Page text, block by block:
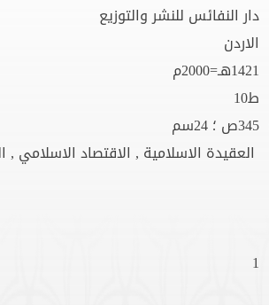
دار النفائس للنشر والتوزيع
الاردن
1421هـ=2000م
ط10
345ص ؛ 24سم
العقيدة الاسلامية , الاقتصاد
1